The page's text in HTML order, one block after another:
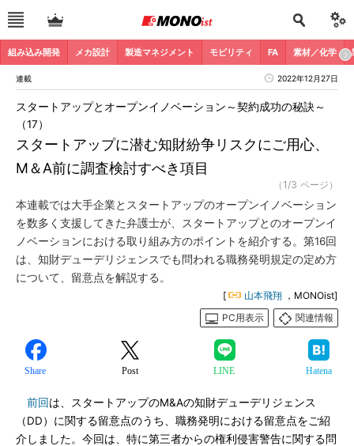
組み込み開発 メカ設計 製造マネジメント モビリティ FA 素材／化学
連載 2022年12月27日
スタートアップに潜む知財紛争リスクにご用心、
M＆A前に調査検討すべき項目
スタートアップとオープンイノベーション～契約成功の秘訣～
（17）
（1/3 ページ）
本連載では大手企業とスタートアップのオープンイノベーション
を数多く支援してきた弁護士が、スタートアップとのオープンイ
ノベーションにおける取り組み方のポイントを紹介する。第16回
は、知財デューデリジェンスでも問われる職務発明規定の定め方
について、留意点を解説する。
[ 山本飛翔 ，MONOist]
PC用表示
関連情報
Share Post LINE Hatena
前回は、スタートアップのM&Aの知財デューデリジェンス
（DD）に関する留意点のうち、職務発明における留意点をご紹
介しました。今回は、特に第三者からの権利侵害警告に関する問